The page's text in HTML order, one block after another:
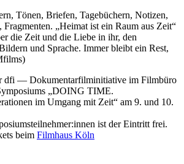
Tönen, Briefen, Tagebüchern, Notizen,
Fragmenten. „Heimat ist ein Raum aus Zeit“
die Zeit und die Liebe in ihr, den
und Sprache. Immer bleibt ein Rest,
dfi — Dokumentarfilminitiative im Filmbüro
„DOING TIME.
im Umgang mit Zeit“ am 9. und 10.
ist der Eintritt frei.
beim Filmhaus Köln